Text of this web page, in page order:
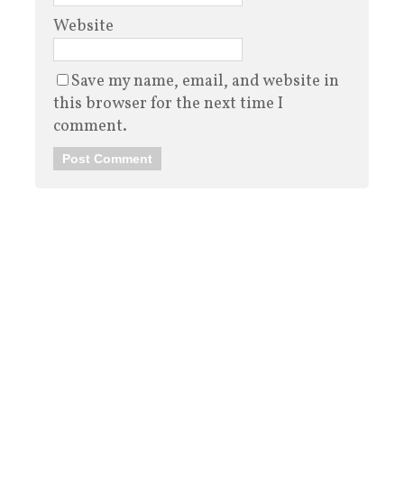
Website
Save my name, email, and website in
this browser for the next time I
comment.